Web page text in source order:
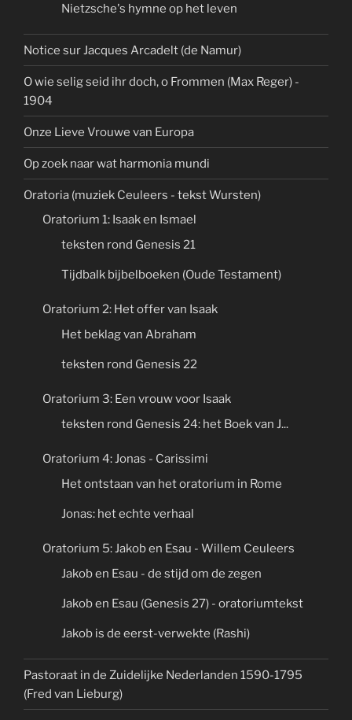
Nietzsche's hymne op het leven
Notice sur Jacques Arcadelt (de Namur)
O wie selig seid ihr doch, o Frommen (Max Reger) -
1904
Onze Lieve Vrouwe van Europa
Op zoek naar wat harmonia mundi
Oratoria (muziek Ceuleers - tekst Wursten)
Oratorium 1: Isaak en Ismael
teksten rond Genesis 21
Tijdbalk bijbelboeken (Oude Testament)
Oratorium 2: Het offer van Isaak
Het beklag van Abraham
teksten rond Genesis 22
Oratorium 3: Een vrouw voor Isaak
teksten rond Genesis 24: het Boek van J...
Oratorium 4: Jonas - Carissimi
Het ontstaan van het oratorium in Rome
Jonas: het echte verhaal
Oratorium 5: Jakob en Esau - Willem Ceuleers
Jakob en Esau - de stijd om de zegen
Jakob en Esau (Genesis 27) - oratoriumtekst
Jakob is de eerst-verwekte (Rashi)
Pastoraat in de Zuidelijke Nederlanden 1590-1795
(Fred van Lieburg)